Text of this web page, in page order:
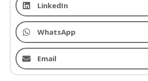
LinkedIn
WhatsApp
Email